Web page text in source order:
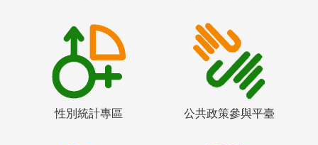
性別統計專區 公共政策參與平臺